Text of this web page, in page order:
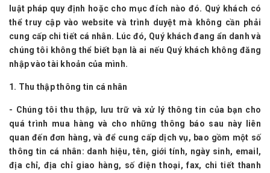
luật pháp quy định hoặc cho mục đích nào đó. Quý khách có
thể truy cập vào website và trình duyệt mà không cần phải
cung cấp chi tiết cá nhân. Lúc đó, Quý khách đang ẩn danh và
chúng tôi không thể biết bạn là ai nếu Quý khách không đăng
nhập vào tài khoản của mình.
1. Thu thập thông tin cá nhân
- Chúng tôi thu thập, lưu trữ và xử lý thông tin của bạn cho
quá trình mua hàng và cho những thông báo sau này liên
quan đến đơn hàng, và để cung cấp dịch vụ, bao gồm một số
thông tin cá nhân: danh hiệu, tên, giới tính, ngày sinh, email,
địa chỉ, địa chỉ giao hàng, số điện thoại, fax, chi tiết thanh